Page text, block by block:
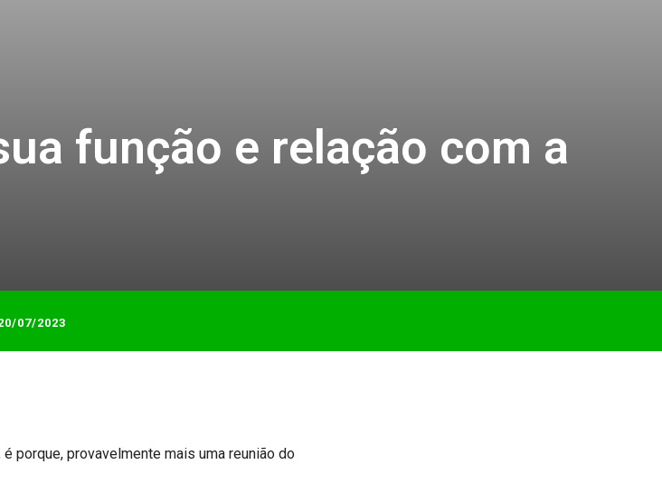
função e relação com a
07/2023
porque, provavelmente mais uma reunião do